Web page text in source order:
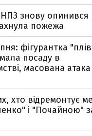
знову опинився
пожежа
фігурантка
посаду в
масована
хто відремонтує
і "Почайною"